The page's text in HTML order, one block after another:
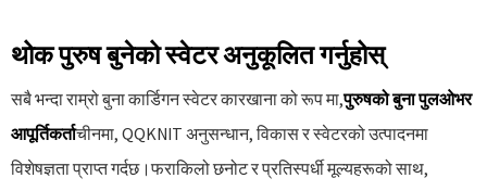
थोक पुरुष बुनेको स्वेटर अनुकूलित गर्नुहोस्
सबै भन्दा राम्रो बुना कार्डिगन स्वेटर कारखाना को रूप मा,पुरुषको बुना पुलओभर
आपूर्तिकर्ताचीनमा, QQKNIT अनुसन्धान, विकास र स्वेटरको उत्पादनमा
विशेषज्ञता प्राप्त गर्दछ।फराकिलो छनोट र प्रतिस्पर्धी मूल्यहरूको साथ,